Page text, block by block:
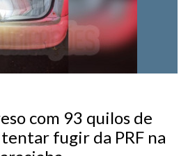
com 93 quilos de
fugir da PRF na